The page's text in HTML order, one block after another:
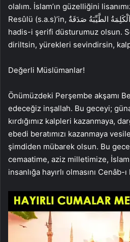
olalım. İslam’ın güzelliğini
Resûlü (s.a.s)’in, اَلْكَلِمَةُ الطَّيِّبَةُ صَدَقَةٌ “Güzel söz sadakadır.”
hadis-i şerifi düsturumuz olsun.
diriltsin, yürekleri sevindirsin,
Değerli Müslümanlar!
Önümüzdeki Perşembe akşamı
edeceğiz inşallah. Bu geceyi;
kırdığımız kalpleri kazanmaya,
ebedi beratımızı kazanmaya
şimdiden mübarek olsun. Bu
cemaatime, aziz milletimize,
insanlığa hayırlı olmasını